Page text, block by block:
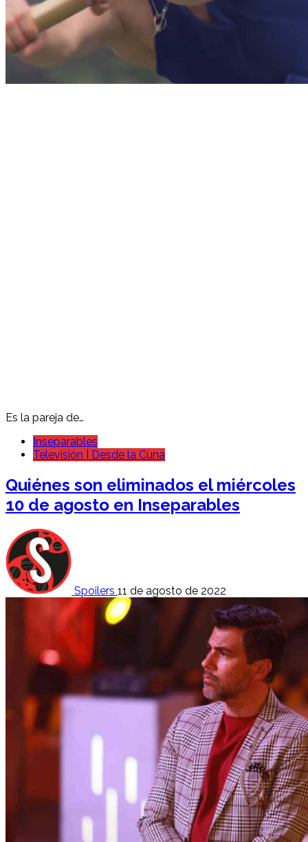
Es la pareja de…
Inseparables
Televisión | Desde la Cuna
Quiénes son eliminados el miércoles
10 de agosto en Inseparables
Spoilers 11 de agosto de 2022